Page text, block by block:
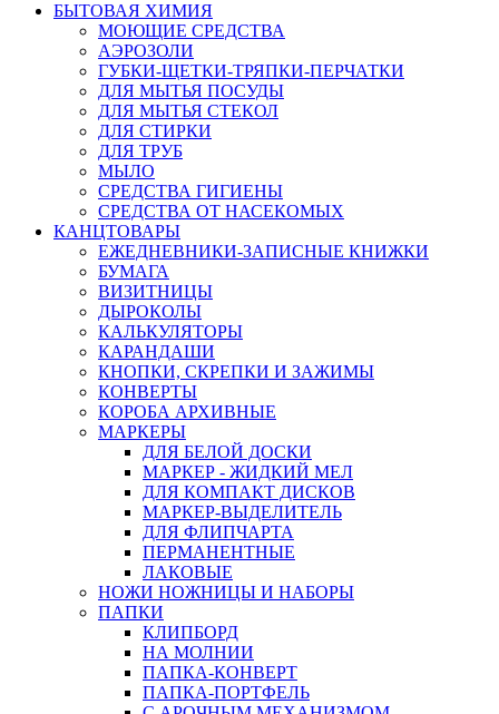
БЫТОВАЯ ХИМИЯ
МОЮЩИЕ СРЕДСТВА
АЭРОЗОЛИ
ГУБКИ-ЩЕТКИ-ТРЯПКИ-ПЕРЧАТКИ
ДЛЯ МЫТЬЯ ПОСУДЫ
ДЛЯ МЫТЬЯ СТЕКОЛ
ДЛЯ СТИРКИ
ДЛЯ ТРУБ
МЫЛО
СРЕДСТВА ГИГИЕНЫ
СРЕДСТВА ОТ НАСЕКОМЫХ
КАНЦТОВАРЫ
ЕЖЕДНЕВНИКИ-ЗАПИСНЫЕ КНИЖКИ
БУМАГА
ВИЗИТНИЦЫ
ДЫРОКОЛЫ
КАЛЬКУЛЯТОРЫ
КАРАНДАШИ
КНОПКИ, СКРЕПКИ И ЗАЖИМЫ
КОНВЕРТЫ
КОРОБА АРХИВНЫЕ
МАРКЕРЫ
ДЛЯ БЕЛОЙ ДОСКИ
МАРКЕР - ЖИДКИЙ МЕЛ
ДЛЯ КОМПАКТ ДИСКОВ
МАРКЕР-ВЫДЕЛИТЕЛЬ
ДЛЯ ФЛИПЧАРТА
ПЕРМАНЕНТНЫЕ
ЛАКОВЫЕ
НОЖИ НОЖНИЦЫ И НАБОРЫ
ПАПКИ
КЛИПБОРД
НА МОЛНИИ
ПАПКА-КОНВЕРТ
ПАПКА-ПОРТФЕЛЬ